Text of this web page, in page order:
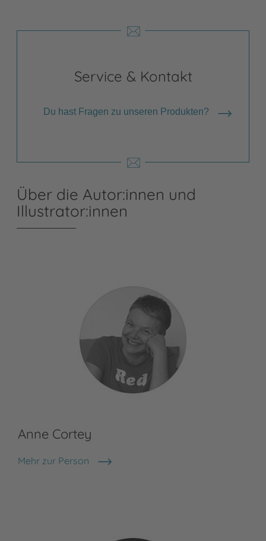
Service & Kontakt
Du hast Fragen zu unseren Produkten?
Über die Autor:innen und
Illustrator:innen
Anne Cortey
Mehr zur Person
Anne Cortey